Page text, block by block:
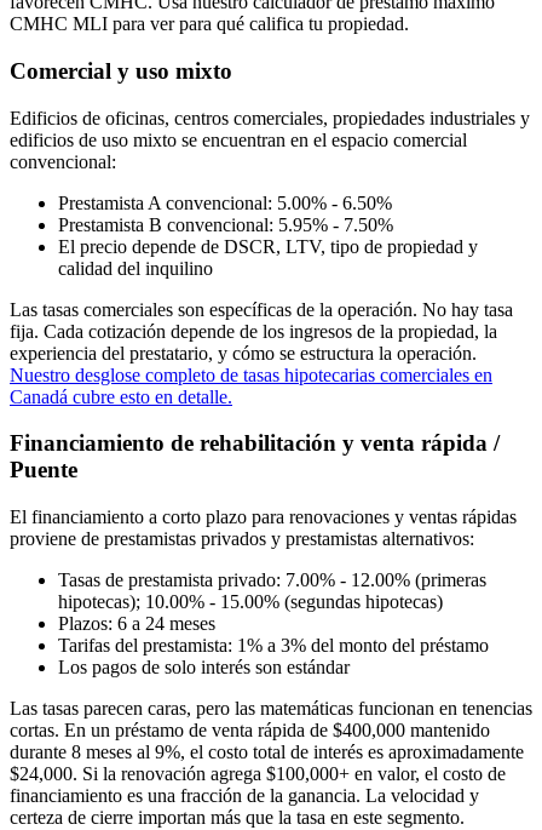
CMHC MLI para ver para qué califica tu propiedad.
Comercial y uso mixto
Edificios de oficinas, centros comerciales, propiedades industriales y
edificios de uso mixto se encuentran en el espacio comercial
convencional:
Prestamista A convencional: 5.00% - 6.50%
Prestamista B convencional: 5.95% - 7.50%
El precio depende de DSCR, LTV, tipo de propiedad y
calidad del inquilino
Las tasas comerciales son específicas de la operación. No hay tasa
fija. Cada cotización depende de los ingresos de la propiedad, la
experiencia del prestatario, y cómo se estructura la operación.
Nuestro desglose completo de tasas hipotecarias comerciales en
Canadá cubre esto en detalle.
Financiamiento de rehabilitación y venta rápida /
Puente
El financiamiento a corto plazo para renovaciones y ventas rápidas
proviene de prestamistas privados y prestamistas alternativos:
Tasas de prestamista privado: 7.00% - 12.00% (primeras
hipotecas); 10.00% - 15.00% (segundas hipotecas)
Plazos: 6 a 24 meses
Tarifas del prestamista: 1% a 3% del monto del préstamo
Los pagos de solo interés son estándar
Las tasas parecen caras, pero las matemáticas funcionan en tenencias
cortas. En un préstamo de venta rápida de $400,000 mantenido
durante 8 meses al 9%, el costo total de interés es aproximadamente
$24,000. Si la renovación agrega $100,000+ en valor, el costo de
financiamiento es una fracción de la ganancia. La velocidad y
certeza de cierre importan más que la tasa en este segmento.